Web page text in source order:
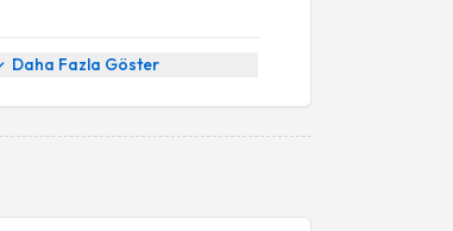
Daha Fazla Göster